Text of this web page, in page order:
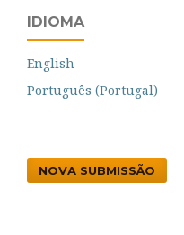
IDIOMA
English
Português (Portugal)
NOVA SUBMISSÃO